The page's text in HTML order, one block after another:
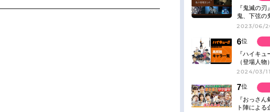
『鬼滅の
鬼、下弦の
紹介＆解説
2023/06/
6位
『ハイキ
（登場人
2024/03/
7位
『おっさ
ト陣による